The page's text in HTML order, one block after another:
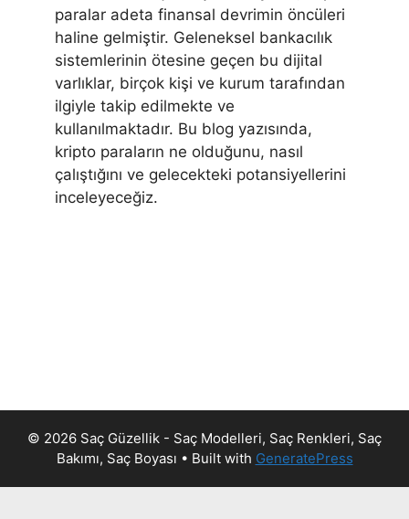
paralar adeta finansal devrimin öncüleri
haline gelmiştir. Geleneksel bankacılık
sistemlerinin ötesine geçen bu dijital
varlıklar, birçok kişi ve kurum tarafından
ilgiyle takip edilmekte ve
kullanılmaktadır. Bu blog yazısında,
kripto paraların ne olduğunu, nasıl
çalıştığını ve gelecekteki potansiyellerini
inceleyeceğiz.
© 2026 Saç Güzellik - Saç Modelleri, Saç Renkleri, Saç
Bakımı, Saç Boyası • Built with GeneratePress